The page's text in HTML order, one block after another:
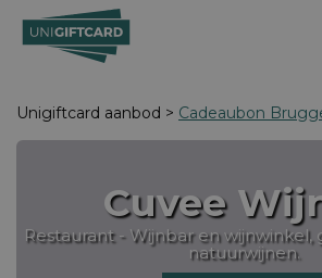
Unigiftcard aanbod > Cadeaubon
Cuvee
Restaurant - Wijnbar en wijnwinkel,
natuurwijnen.